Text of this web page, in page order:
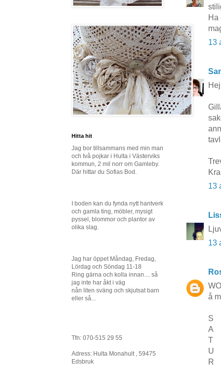
Ha
13
13
13
å
S
A
T
U
R
Hitta hit
Jag bor tillsammans med min man
och två pojkar i Hulta i Västerviks
kommun, 2 mil norr om Gamleby.
Där hittar du Sofias Bod.
I boden kan du fynda nytt hantverk
och gamla ting, möbler, mysigt
pyssel, blommor och plantor av
olika slag.
Jag har öppet Måndag, Fredag,
Lördag och Söndag 11-18
Ring gärna och kolla innan.... så
jag inte har åkt i väg
nån liten sväng och skjutsat barn
eller så...
Tfn: 070-515 29 55
Adress: Hulta Monahult , 59475
Edsbruk